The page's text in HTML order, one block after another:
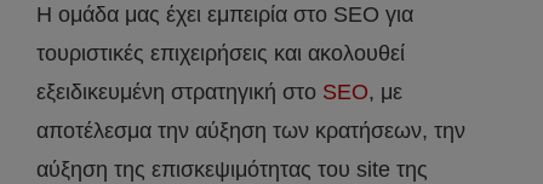
Η ομάδα μας έχει εμπειρία στο SEO για
τουριστικές επιχειρήσεις και ακολουθεί
εξειδικευμένη στρατηγική στο SEO, με
αποτέλεσμα την αύξηση των κρατήσεων, την
αύξηση της επισκεψιμότητας του site της